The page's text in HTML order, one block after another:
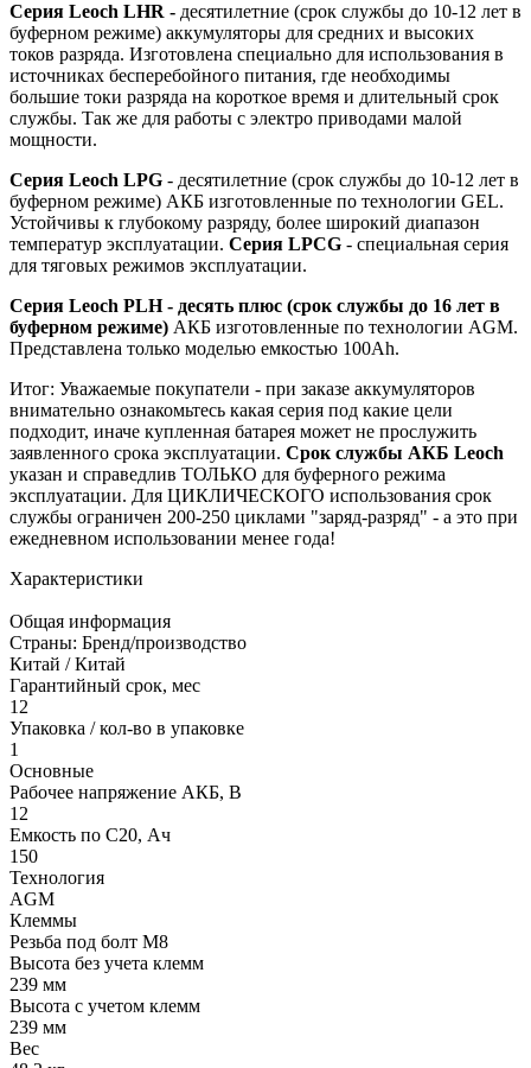
Серия Leoch LHR - десятилетние (срок службы до 10-12 лет в
буферном режиме) аккумуляторы для средних и высоких
токов разряда. Изготовлена специально для использования в
источниках бесперебойного питания, где необходимы
большие токи разряда на короткое время и длительный срок
службы. Так же для работы с электро приводами малой
мощности.
Серия Leoch LPG - десятилетние (срок службы до 10-12 лет в
буферном режиме) АКБ изготовленные по технологии GEL.
Устойчивы к глубокому разряду, более широкий диапазон
температур эксплуатации. Серия LPCG - специальная серия
для тяговых режимов эксплуатации.
Серия Leoch PLH - десять плюс (срок службы до 16 лет в
буферном режиме) АКБ изготовленные по технологии AGM.
Представлена только моделью емкостью 100Ah.
Итог: Уважаемые покупатели - при заказе аккумуляторов
внимательно ознакомьтесь какая серия под какие цели
подходит, иначе купленная батарея может не прослужить
заявленного срока эксплуатации. Срок службы АКБ Leoch
указан и справедлив ТОЛЬКО для буферного режима
эксплуатации. Для ЦИКЛИЧЕСКОГО использования срок
службы ограничен 200-250 циклами "заряд-разряд" - а это при
ежедневном использовании менее года!
Характеристики
Общая информация
Страны: Бренд/производство
Китай / Китай
Гарантийный срок, мес
12
Упаковка / кол-во в упаковке
1
Основные
Рабочее напряжение АКБ, B
12
Емкость по С20, Ач
150
Технология
AGM
Клеммы
Резьба под болт М8
Высота без учета клемм
239 мм
Высота с учетом клемм
239 мм
Вес